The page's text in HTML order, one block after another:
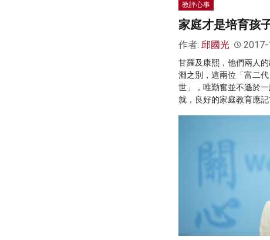
教評心事
家庭才是培育孩
作者: 邱國光
甘羅及康熙，他們兩人
淵之別，這兩位「富二
世」，唯勤奮並不遜於
就，良好的家庭教育應記